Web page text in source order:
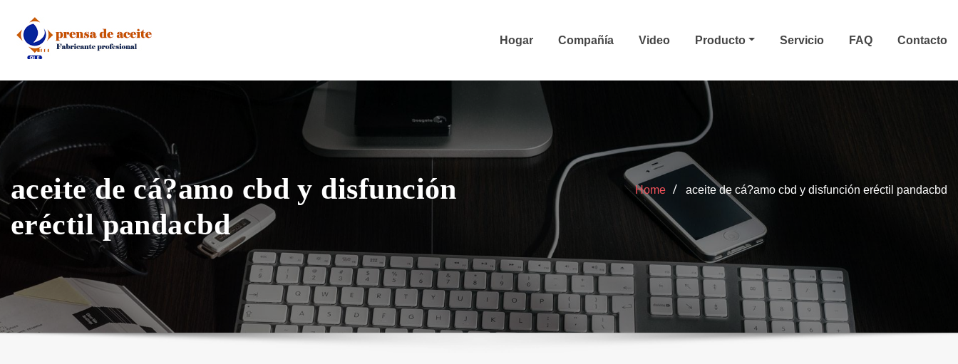
content
Hogar Compañía Video Producto Servicio FAQ Contacto
aceite de cá?amo cbd y disfunción
eréctil pandacbd
Home aceite de cá?amo cbd y disfunción eréctil pandacbd